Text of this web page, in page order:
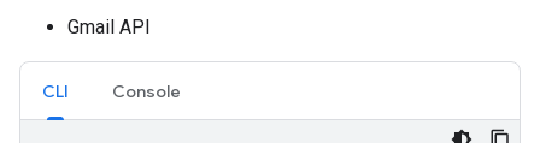
Gmail API
CLI Console